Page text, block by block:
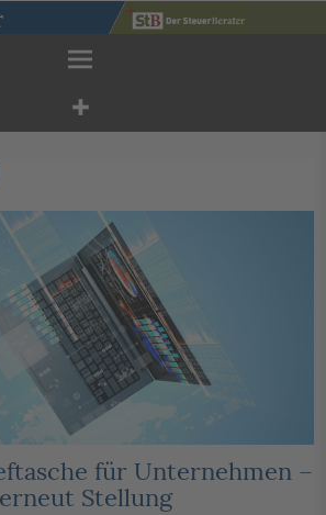
für Unternehmen –
Stellung